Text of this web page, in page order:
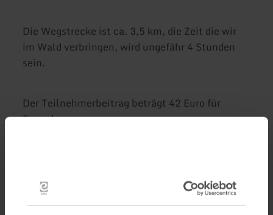
Die Wegstrecke ist ca. 3,5 km, die Zeit die wir
im Wald verbringen, wird ungefähr 4 Stunden
sein.
Der Teilnehmerbeitrag beträgt 42 Euro für
Erwachsene.
Naturtherapeutin/Kursleiterin für Waldbaden,
gabriele.arzdorf@gmx.de, 02642-7329.